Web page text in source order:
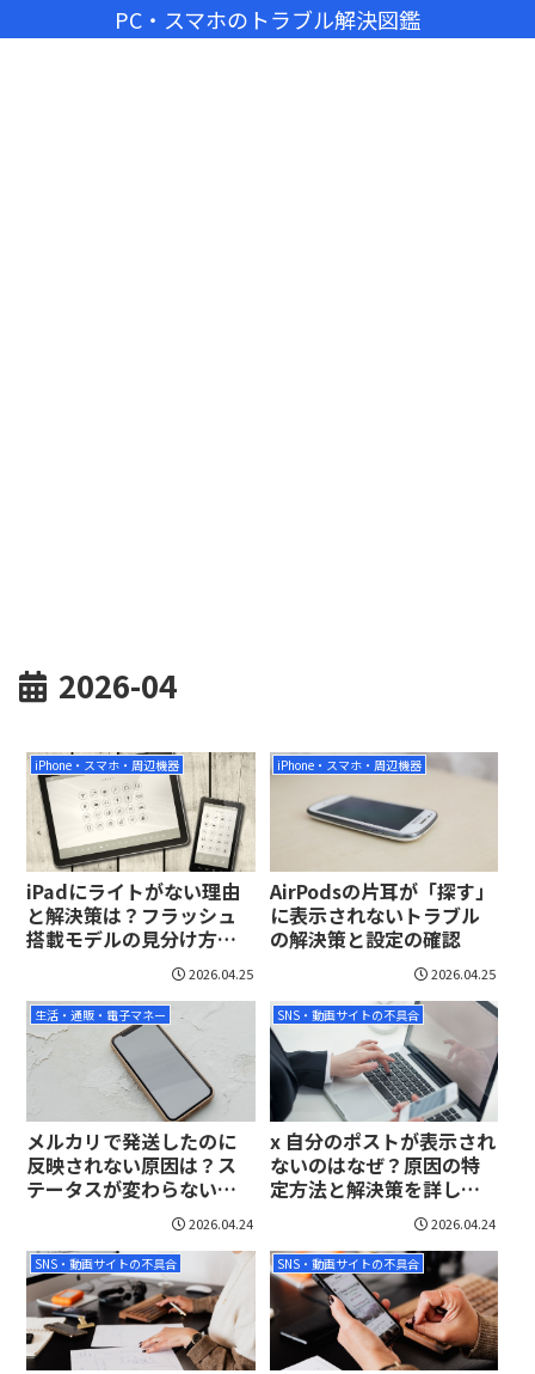
PC・スマホのトラブル解決図鑑
2026-04
iPhone・スマホ・周辺機器
iPadにライトがない理由
と解決策は？フラッシュ
搭載モデルの見分け方を
2026.04.25
iPhone・スマホ・周辺機器
AirPodsの片耳が「探す」
に表示されないトラブル
の解決策と設定の確認
2026.04.25
生活・通販・電子マネー
メルカリで発送したのに
反映されない原因は？ス
テータスが変わらない時
2026.04.24
SNS・動画サイトの不具合
x 自分のポストが表示され
ないのはなぜ？原因の特
定方法と解決策を詳しく
2026.04.24
SNS・動画サイトの不具合 SNS・動画サイトの不具合